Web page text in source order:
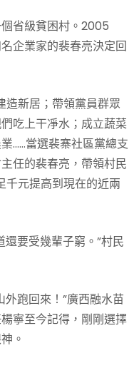
省級貧困村。2005
企業家的裴春亮決定回
新居；帶領黨員群眾
吃上干凈水；成立蔬菜
……當選裴寨社區黨總支
任的裴春亮，帶領村民
元提高到現在的近兩
要受幾輩子窮。”村民
跑回來！”廣西融水苗
寧至今記得，剛剛選擇
。